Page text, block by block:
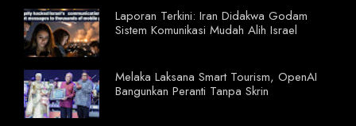
Laporan Terkini: Iran Didakwa Godam
Sistem Komunikasi Mudah Alih Israel
Melaka Laksana Smart Tourism, OpenAI
Bangunkan Peranti Tanpa Skrin